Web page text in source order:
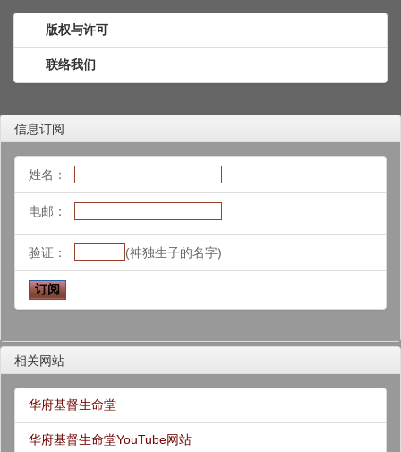
版权与许可
联络我们
信息订阅
姓名：
电邮：
验证： (神独生子的名字)
相关网站
华府基督生命堂
华府基督生命堂YouTube网站